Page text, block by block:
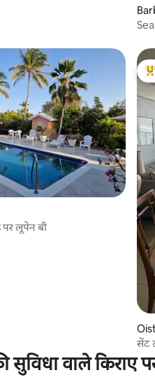
पर लूपेन बी
सेंट
सुविधा वाले किराए